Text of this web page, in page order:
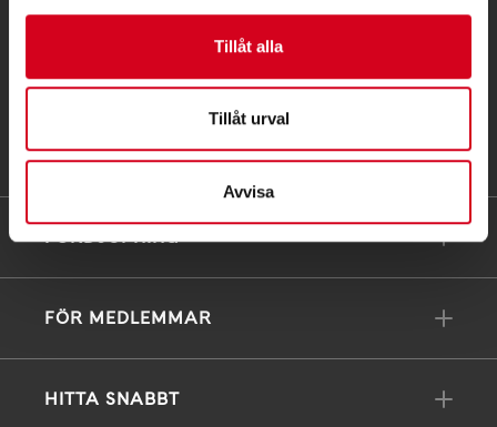
Tillåt alla
Tillåt urval
Avvisa
PG 90 10 07-5 | BG 901-0075 | Swishgåva 90 100
75 | Organisationsnummer 802002-3605
FÖRDJUPNING
FÖR MEDLEMMAR
HITTA SNABBT